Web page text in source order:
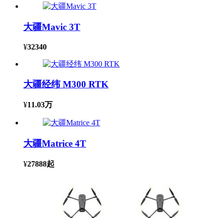
大疆Mavic 3T
¥32340
大疆经纬 M300 RTK
¥11.03万
大疆Matrice 4T
¥27888起